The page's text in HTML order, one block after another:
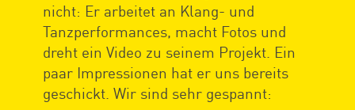
nicht: Er arbeitet an Klang- und
Tanzperformances, macht Fotos und
dreht ein Video zu seinem Projekt. Ein
paar Impressionen hat er uns bereits
geschickt. Wir sind sehr gespannt: